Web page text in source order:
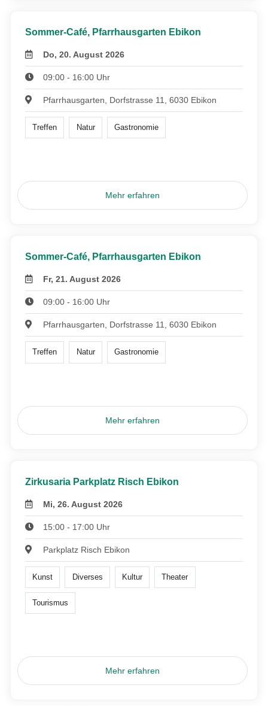
Sommer-Café, Pfarrhausgarten Ebikon
Do, 20. August 2026
09:00 - 16:00 Uhr
Pfarrhausgarten, Dorfstrasse 11, 6030 Ebikon
Treffen Natur Gastronomie
Mehr erfahren
Sommer-Café, Pfarrhausgarten Ebikon
Fr, 21. August 2026
09:00 - 16:00 Uhr
Pfarrhausgarten, Dorfstrasse 11, 6030 Ebikon
Treffen Natur Gastronomie
Mehr erfahren
Zirkusaria Parkplatz Risch Ebikon
Mi, 26. August 2026
15:00 - 17:00 Uhr
Parkplatz Risch Ebikon
Kunst Diverses Kultur Theater
Tourismus
Mehr erfahren